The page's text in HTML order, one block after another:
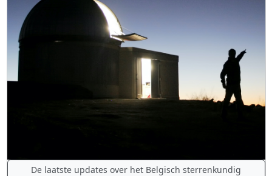
De laatste updates over het Belgisch sterrenkundig